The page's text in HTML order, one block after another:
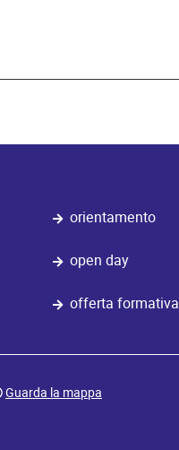
orientamento
open day
offerta formativa
Guarda la mappa